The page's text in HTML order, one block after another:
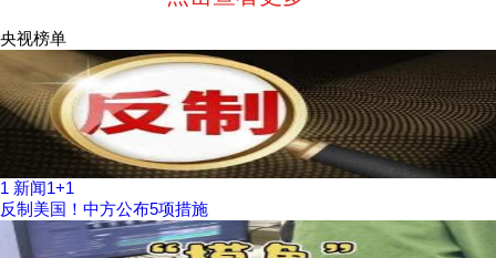
央视榜单
1 新闻1+1
反制美国！中方公布5项措施